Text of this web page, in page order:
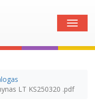
Toggle
LT KS250320 .pdf